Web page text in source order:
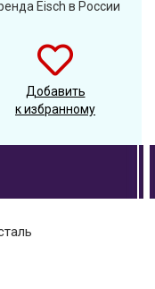
Eisch в России
Добавить
к избранному